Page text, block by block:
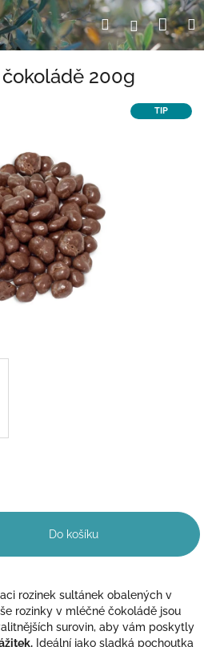
HledatPřihlášení
čokoládě 200g
TIP
Do košíku
rozinek sultánek obalených v
rozinky v mléčné čokoládě jsou
surovin, aby vám poskytly
Ideální jako sladká pochoutka